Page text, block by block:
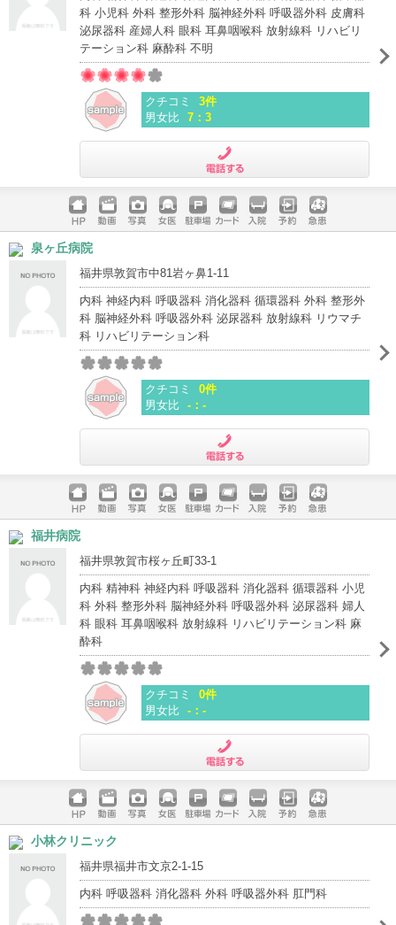
科 小児科 外科 整形外科 脳神経外科 呼吸器外科 皮膚科
泌尿器科 産婦人科 眼科 耳鼻咽喉科 放射線科 リハビリ
テーション科 麻酔科 不明
クチコミ
3件
男女比 7：3
ホームペ
ージ
動画 写真 女医 駐車場
クレジッ
入院 予約 急患
泉ヶ丘病院
福井県敦賀市中81岩ヶ鼻1-11
内科 神経内科 呼吸器科 消化器科 循環器科 外科 整形外
科 脳神経外科 呼吸器外科 泌尿器科 放射線科 リウマチ
科 リハビリテーション科
クチコミ
0件
男女比 -：-
ホームペ
ージ
動画 写真 女医 駐車場
クレジッ
入院 予約 急患
福井病院
福井県敦賀市桜ヶ丘町33-1
内科 精神科 神経内科 呼吸器科 消化器科 循環器科 小児
科 外科 整形外科 脳神経外科 呼吸器外科 泌尿器科 婦人
科 眼科 耳鼻咽喉科 放射線科 リハビリテーション科 麻
酔科
クチコミ
0件
男女比 -：-
ホームペ
ージ
動画 写真 女医 駐車場
クレジッ
入院 予約 急患
小林クリニック
福井県福井市文京2-1-15
内科 呼吸器科 消化器科 外科 呼吸器外科 肛門科